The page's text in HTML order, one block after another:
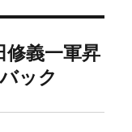
修義一軍昇
ック